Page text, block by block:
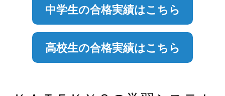
中学生の合格実績はこちら
高校生の合格実績はこちら